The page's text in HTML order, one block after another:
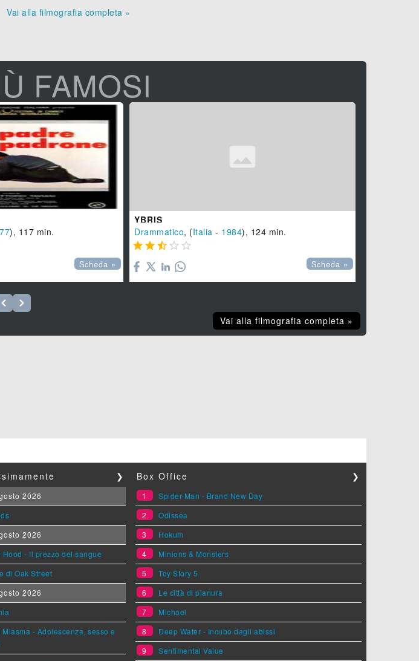
Vai alla filmografia completa »
FAMOSI
), 117 min.
Scheda »
YBRIS
Drammatico, (Italia - 1984), 124 min.
    
Scheda »
Vai alla filmografia completa »
❯
2026
2026
Hood - Il prezzo del sangue
di Oak Street
2026
Miasma - Adolescenza, sesso e
Box Office ❯
1
Spider-Man - Brand New Day
2
Odissea
3
Hokum
4
Minions & Monsters
5
Toy Story 5
6
Le città di pianura
7
Michael
8
Deep Water - Incubo dagli abissi
9
Sentimental Value